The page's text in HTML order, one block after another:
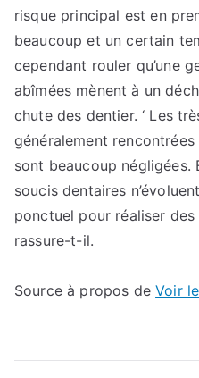
risque principal est en
beaucoup et un certain
cependant rouler qu’une
abîmées mènent à un
chute des dentier. ‘ Les
généralement
sont beaucoup négligées.
soucis dentaires
ponctuel pour réaliser des
rassure-t-il.
Source à propos deVoir